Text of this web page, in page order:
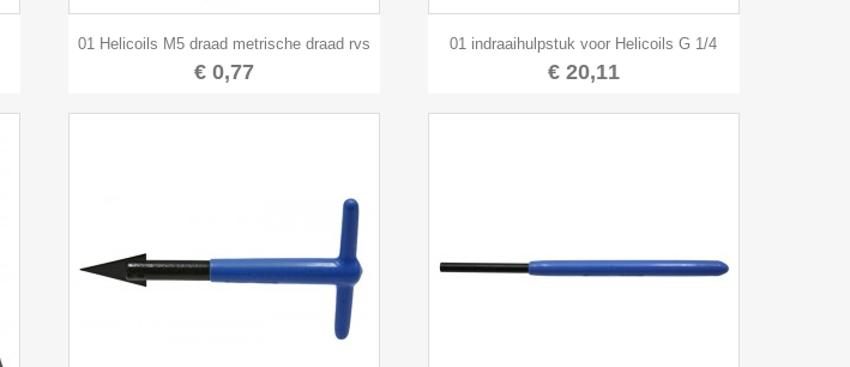
 Snel bekijken
01 Helicoils M5 draad metrische draad rvs
€ 0,77
 Snel bekijken
01 indraaihulpstuk voor Helicoils G 1/4
€ 20,11